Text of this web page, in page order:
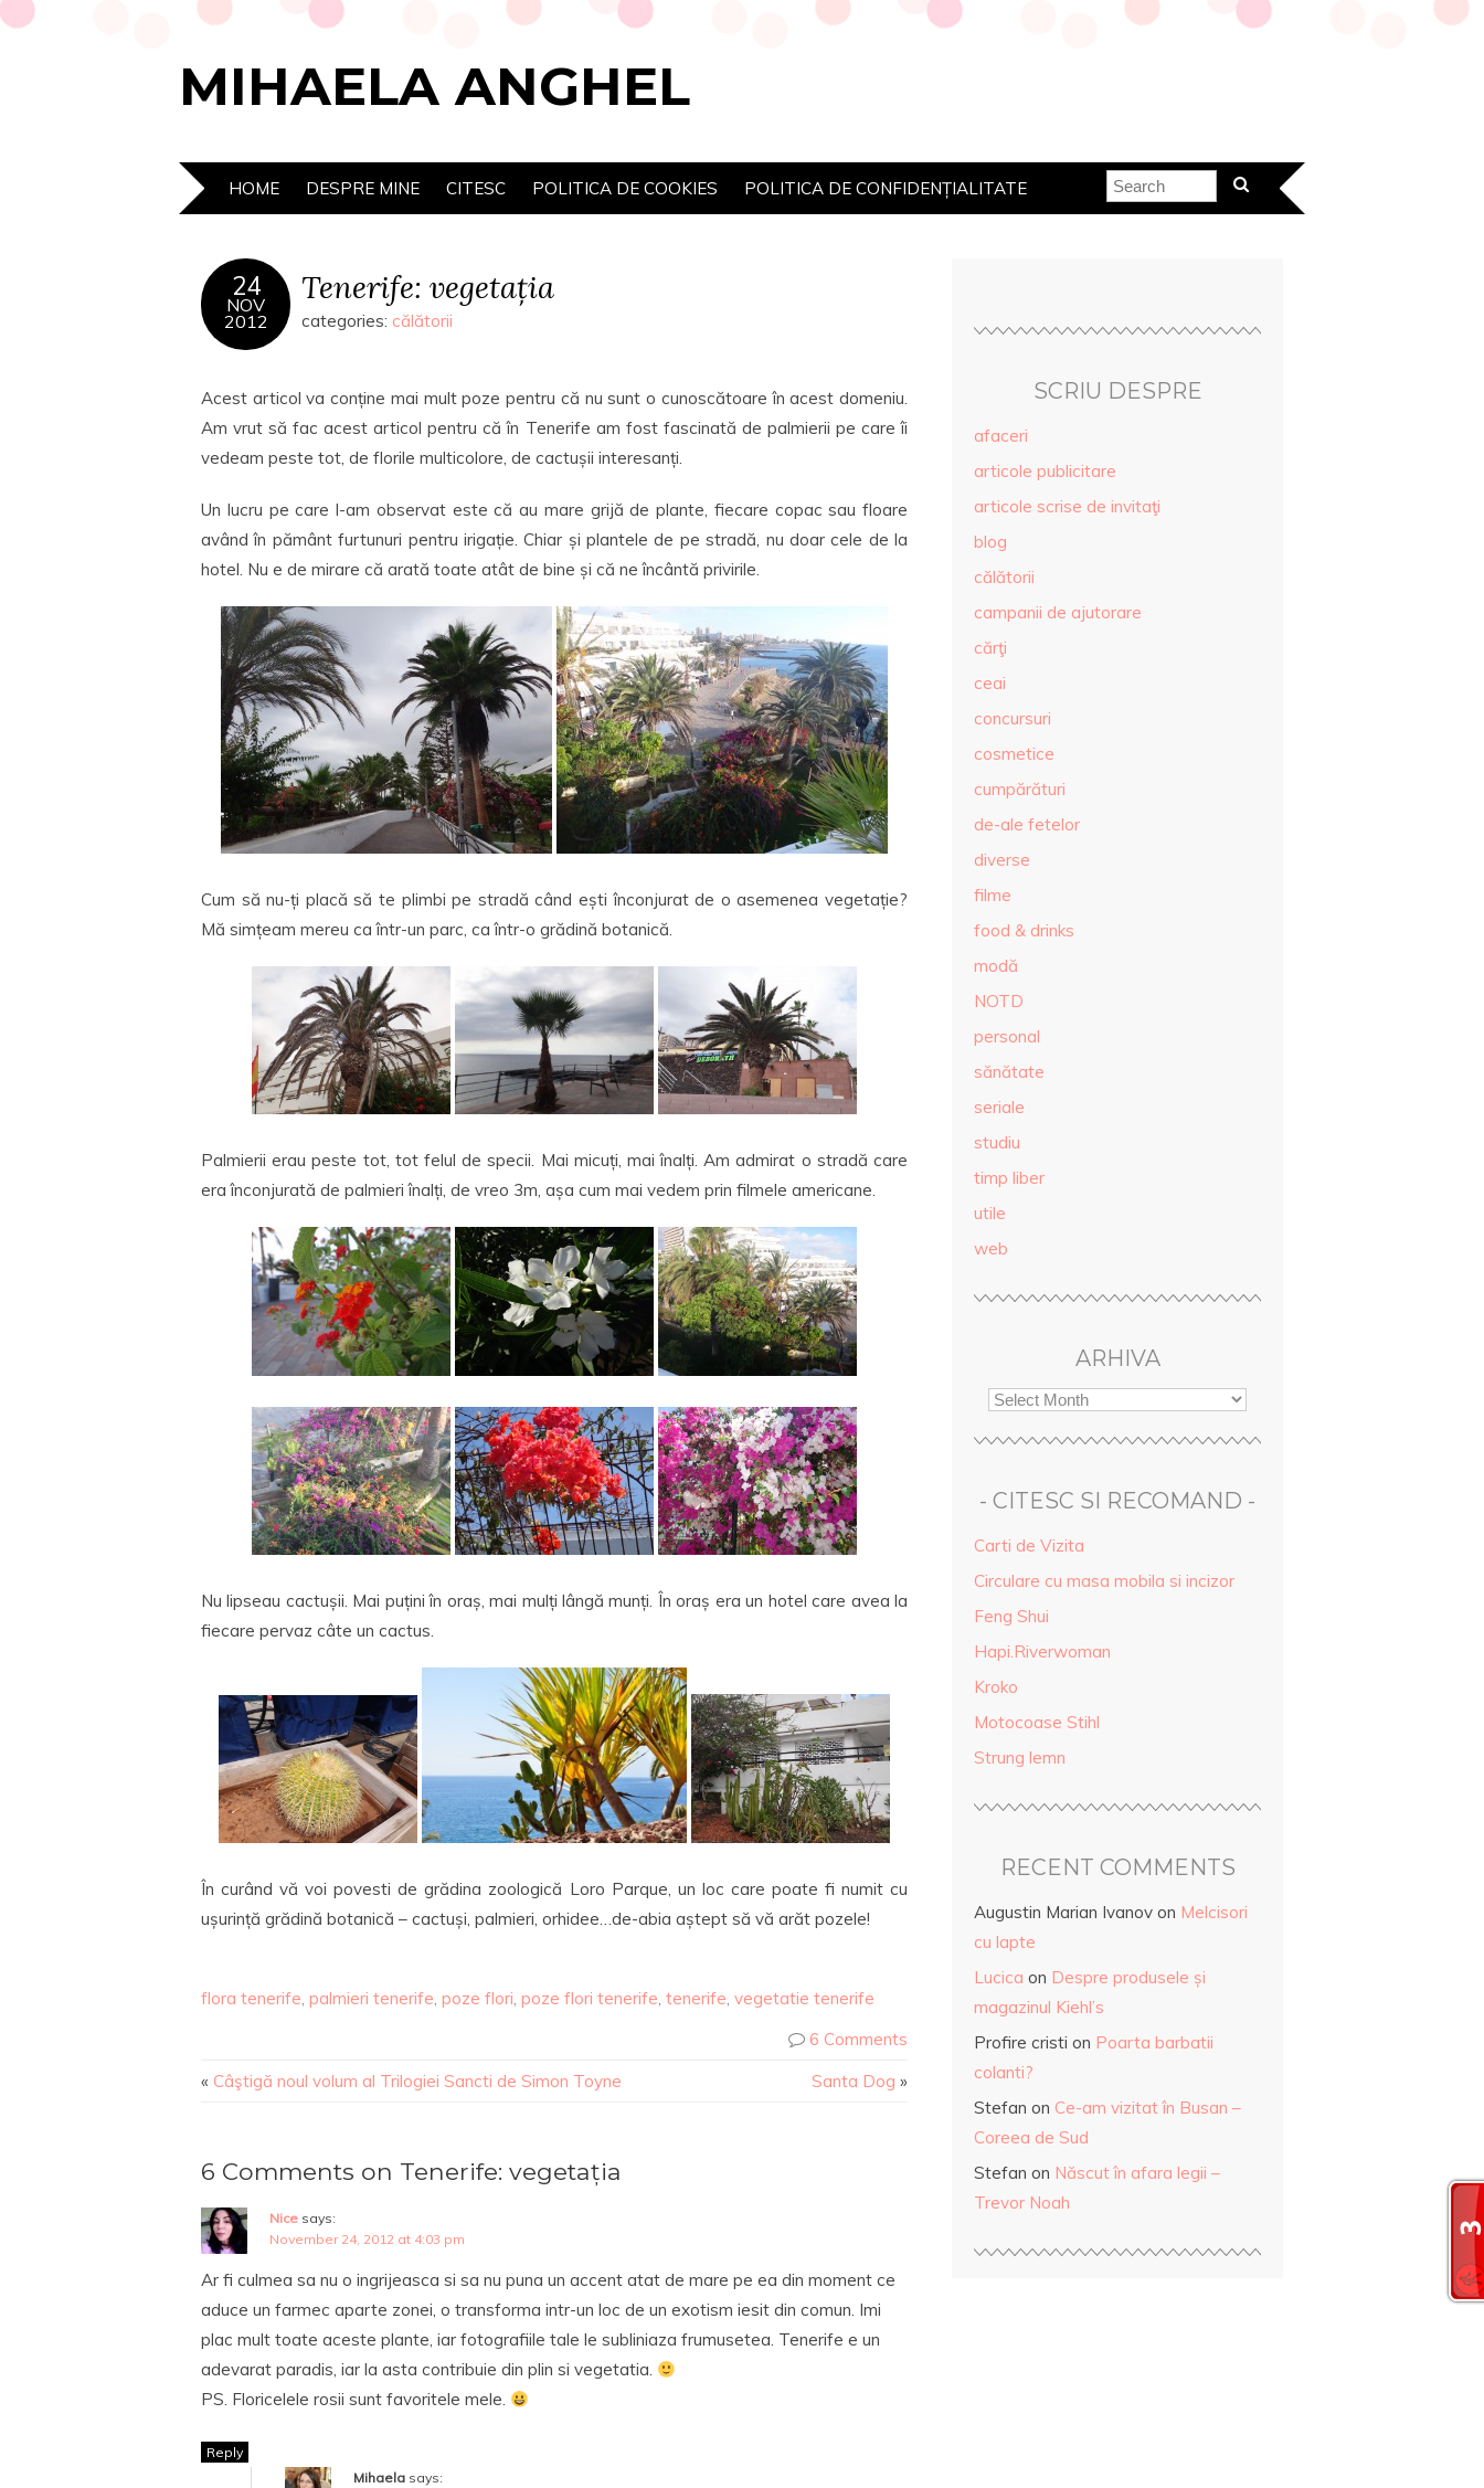
MIHAELA ANGHEL
HOME DESPRE MINE CITESC POLITICA DE COOKIES POLITICA DE CONFIDENȚIALITATE
24
NOV
2012
Tenerife: vegetația
categories: călătorii
Acest articol va conține mai mult poze pentru că nu sunt o cunoscătoare în acest domeniu.
Am vrut să fac acest articol pentru că în Tenerife am fost fascinată de palmierii pe care îi
vedeam peste tot, de florile multicolore, de cactușii interesanți.
Un lucru pe care l-am observat este că au mare grijă de plante, fiecare copac sau floare
având în pământ furtunuri pentru irigație. Chiar și plantele de pe stradă, nu doar cele de la
hotel. Nu e de mirare că arată toate atât de bine și că ne încântă privirile.
Cum să nu-ți placă să te plimbi pe stradă când ești înconjurat de o asemenea vegetație?
Mă simțeam mereu ca într-un parc, ca într-o grădină botanică.
Palmierii erau peste tot, tot felul de specii. Mai micuți, mai înalți. Am admirat o stradă care
era înconjurată de palmieri înalți, de vreo 3m, așa cum mai vedem prin filmele americane.
Nu lipseau cactușii. Mai puțini în oraș, mai mulți lângă munți. În oraș era un hotel care avea la
fiecare pervaz câte un cactus.
În curând vă voi povesti de grădina zoologică Loro Parque, un loc care poate fi numit cu
ușurință grădină botanică – cactuși, palmieri, orhidee…de-abia aștept să vă arăt pozele!
flora tenerife, palmieri tenerife, poze flori, poze flori tenerife, tenerife, vegetatie tenerife
6 Comments
« Câştigă noul volum al Trilogiei Sancti de Simon Toyne Santa Dog »
6 Comments on Tenerife: vegetația
Nice says:
November 24, 2012 at 4:03 pm
Ar fi culmea sa nu o ingrijeasca si sa nu puna un accent atat de mare pe ea din moment ce
aduce un farmec aparte zonei, o transforma intr-un loc de un exotism iesit din comun. Imi
plac mult toate aceste plante, iar fotografiile tale le subliniaza frumusetea. Tenerife e un
adevarat paradis, iar la asta contribuie din plin si vegetatia.
PS. Floricelele rosii sunt favoritele mele.
Reply
Mihaela says:
SCRIU DESPRE
afaceri
articole publicitare
articole scrise de invitaţi
blog
călătorii
campanii de ajutorare
cărţi
ceai
concursuri
cosmetice
cumpărături
de-ale fetelor
diverse
filme
food & drinks
modă
NOTD
personal
sănătate
seriale
studiu
timp liber
utile
web
ARHIVA
- CITESC SI RECOMAND -
Carti de Vizita
Circulare cu masa mobila si incizor
Feng Shui
Hapi.Riverwoman
Kroko
Motocoase Stihl
Strung lemn
RECENT COMMENTS
Augustin Marian Ivanov on Melcisori
cu lapte
Lucica on Despre produsele și
magazinul Kiehl’s
Profire cristi on Poarta barbatii
colanti?
Stefan on Ce-am vizitat în Busan –
Coreea de Sud
Stefan on Născut în afara legii –
Trevor Noah